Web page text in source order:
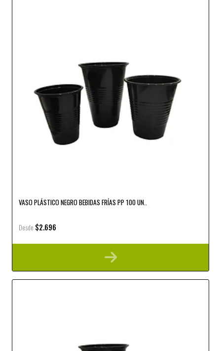
VASO PLÁSTICO NEGRO BEBIDAS FRÍAS PP 100 UN..
Desde $2.696